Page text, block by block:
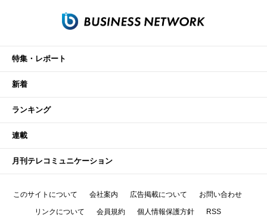
特集・レポート
新着
ランキング
連載
月刊テレコミュニケーション
このサイトについて 会社案内 広告掲載について お問い合わせ
リンクについて 会員規約 個人情報保護方針 RSS